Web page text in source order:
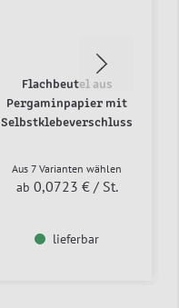
Flachbeutel aus
Pergaminpapier mit
Selbstklebeverschluss
Aus 7 Varianten wählen
ab 0,0723 € / St.
lieferbar